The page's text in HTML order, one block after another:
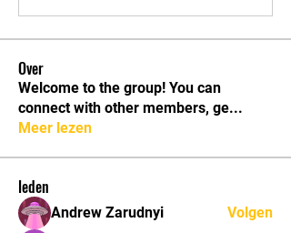
Over
Welcome to the group! You can
connect with other members, ge...
Meer lezen
leden
Andrew Zarudnyi
Volgen